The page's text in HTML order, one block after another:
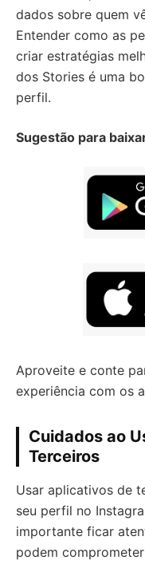
dados sobre quem
Entender como as
criar estratégias
dos Stories é uma
perfil.
Sugestão para
Aproveite e conte
experiência com os
Cuidados ao
Terceiros
Usar aplicativos de
seu perfil no
importante ficar
podem